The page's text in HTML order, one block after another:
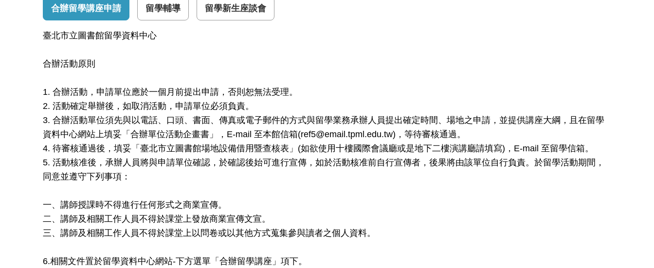
合辦留學講座申請 留學輔導 留學新生座談會
臺北市立圖書館留學資料中心
合辦活動原則
1. 合辦活動，申請單位應於一個月前提出申請，否則恕無法受理。
2. 活動確定舉辦後，如取消活動，申請單位必須負責。
3. 合辦活動單位須先與以電話、口頭、書面、傳真或電子郵件的方式與留學業務承辦人員提出確定時間、場地之申請，並提供講座大綱，且在留學
資料中心網站上填妥「合辦單位活動企畫書」，E-mail 至本館信箱(ref5@email.tpml.edu.tw)，等待審核通過。
4. 待審核通過後，填妥「臺北市立圖書館場地設備借用暨查核表」(如欲使用十樓國際會議廳或是地下二樓演講廳請填寫)，E-mail 至留學信箱。
5. 活動核准後，承辦人員將與申請單位確認，於確認後始可進行宣傳，如於活動核准前自行宣傳者，後果將由該單位自行負責。於留學活動期間，
同意並遵守下列事項：
一、講師授課時不得進行任何形式之商業宣傳。
二、講師及相關工作人員不得於課堂上發放商業宣傳文宣。
三、講師及相關工作人員不得於課堂上以問卷或以其他方式蒐集參與讀者之個人資料。
6.相關文件置於留學資料中心網站-下方選單「合辦留學講座」項下。